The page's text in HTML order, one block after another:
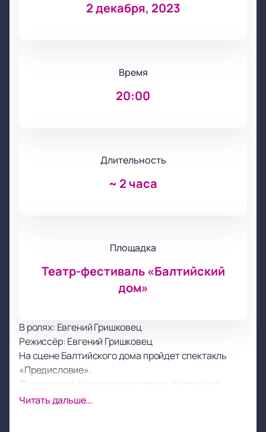
2 декабря, 2023
Время
20:00
Длительность
~ 2 часа
Площадка
Театр-фестиваль «Балтийский
дом»
В ролях: Евгений Гришковец
Режиссёр: Евгений Гришковец
На сцене Балтийского дома пройдет спектакль
«Предисловие».
Динамичная, интересная история, сыгранная
замечательными актерами, не оставит
Читать дальше...